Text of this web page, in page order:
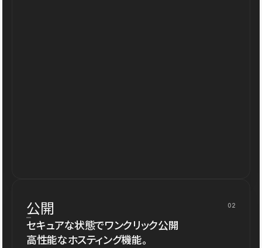
公開 02
セキュアな状態でワンクリック公開
高性能なホスティング機能。